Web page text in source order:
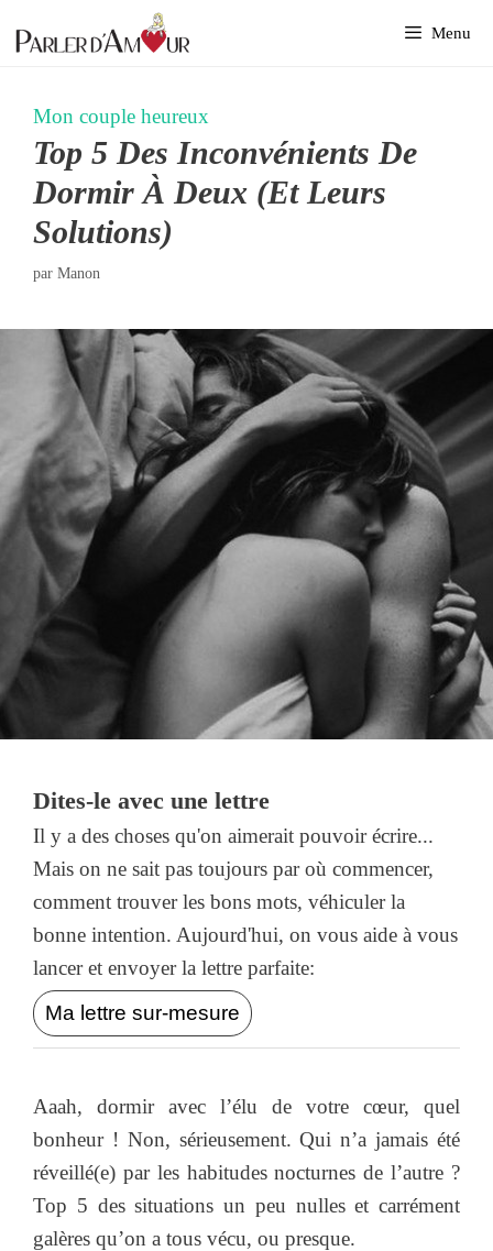
au
Menu
Mon couple heureux
Top 5 Des Inconvénients De
Dormir À Deux (et Leurs
Solutions)
par Manon
Dites-le avec une lettre
Il y a des choses qu'on aimerait pouvoir écrire...
Mais on ne sait pas toujours par où commencer,
comment trouver les bons mots, véhiculer la
bonne intention. Aujourd'hui, on vous aide à vous
lancer et envoyer la lettre parfaite:
Ma lettre sur-mesure
Aaah, dormir avec l’élu de votre cœur, quel
bonheur ! Non, sérieusement. Qui n’a jamais été
réveillé(e) par les habitudes nocturnes de l’autre ?
Top 5 des situations un peu nulles et carrément
galères qu’on a tous vécu, ou presque.